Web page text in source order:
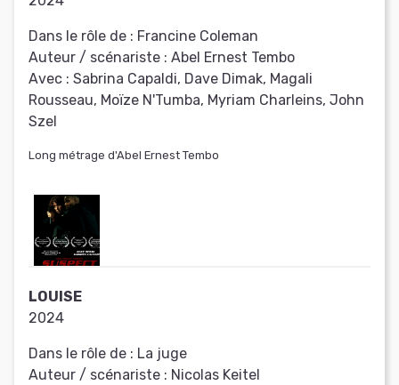
Dans le rôle de : Francine Coleman
Auteur / scénariste : Abel Ernest Tembo
Avec : Sabrina Capaldi, Dave Dimak, Magali
Rousseau, Moïze N'Tumba, Myriam Charleins, John
Szel
Long métrage d'Abel Ernest Tembo
LOUISE
2024
Dans le rôle de : La juge
Auteur / scénariste : Nicolas Keitel